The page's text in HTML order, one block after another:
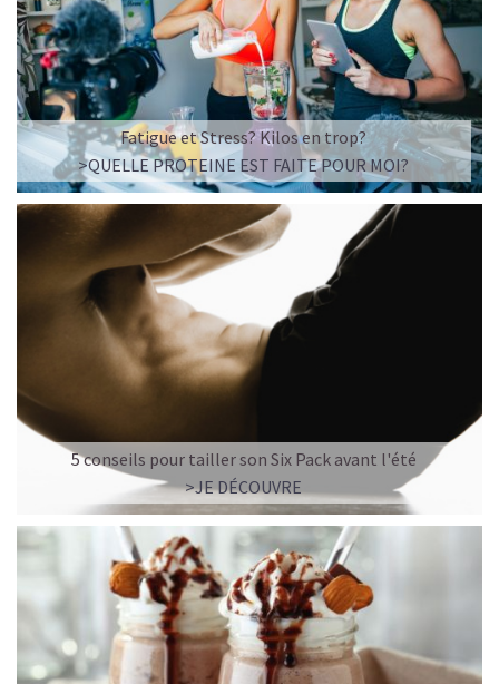
Imaginez un caramel fondant qui se mêle à un café
frappé crémeux, sans sucre raffiné et boosté en
protéines végétales.
C’est la boisson plaisir par excellence — celle qui
réconcilie dessert glacé et nutrition.
Résultat : un corps rassasié, une énergie durable, et zéro
fringale. Pour les gourmands qui veulent se faire plaisir
sans sacrifier leurs objectifs.
Découvrir le Café frappé au Caramel Protéiné
🍫 MOCHA GLACÉ PROTÉINÉ
Fatigue et Stress? Kilos en trop?
>QUELLE PROTEINE EST FAITE POUR MOI?
5 conseils pour tailler son Six Pack avant l'été
>JE DÉCOUVRE